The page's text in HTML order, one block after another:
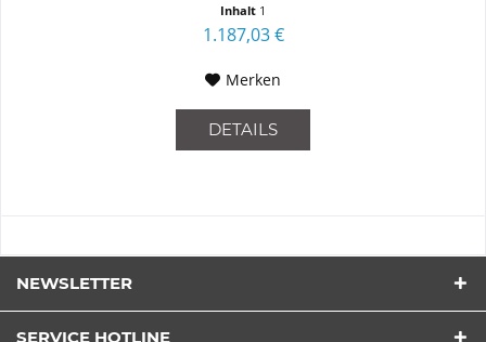
Inhalt 1
1.187,03 €
Merken
DETAILS
NEWSLETTER
SERVICE HOTLINE